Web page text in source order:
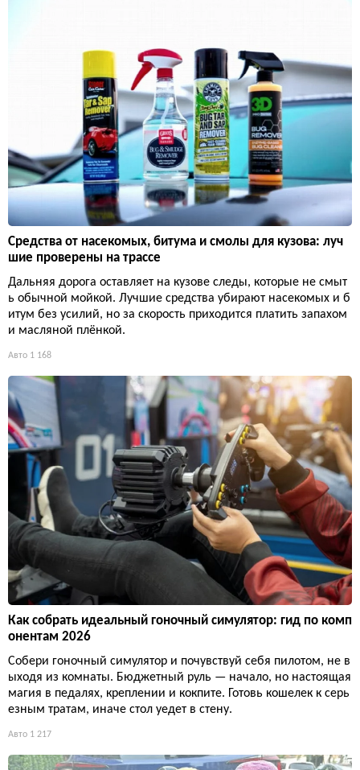
Средства от насекомых, битума и смолы для кузова: луч
шие проверены на трассе
Дальняя дорога оставляет на кузове следы, которые не смыт
ь обычной мойкой. Лучшие средства убирают насекомых и б
итум без усилий, но за скорость приходится платить запахом
и масляной плёнкой.
Авто 1 168
Как собрать идеальный гоночный симулятор: гид по комп
онентам 2026
Собери гоночный симулятор и почувствуй себя пилотом, не в
ыходя из комнаты. Бюджетный руль — начало, но настоящая
магия в педалях, креплении и кокпите. Готовь кошелек к серь
езным тратам, иначе стол уедет в стену.
Авто 1 217